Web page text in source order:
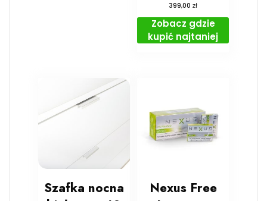
399,00zł
Zobacz gdzie
kupić najtaniej
Szafka nocna
Nexus Free